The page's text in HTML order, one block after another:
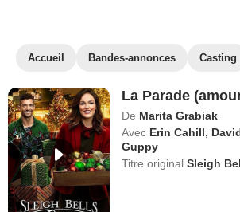
Accueil Bandes-annonces Casting
La Parade
De Marita Grabiak
Avec Erin Cahill
Guppy
Titre originalSleigh